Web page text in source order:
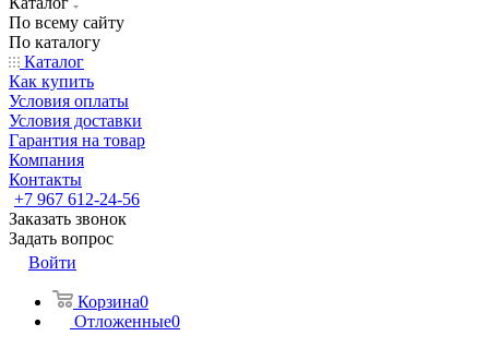
По всему сайту
По каталогу
Каталог
Как купить
Условия оплаты
Условия доставки
Гарантия на товар
Компания
Контакты
+7 967 612-24-56
Заказать звонок
Задать вопрос
Войти
Корзина0
Отложенные0